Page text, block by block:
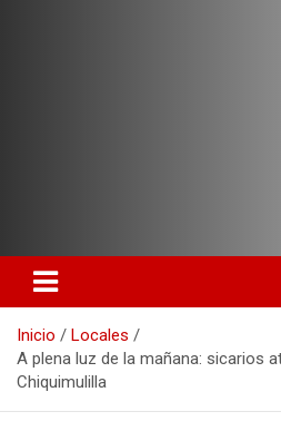
Inicio
Locales
A plena luz de la mañana: sicarios
Chiquimulilla